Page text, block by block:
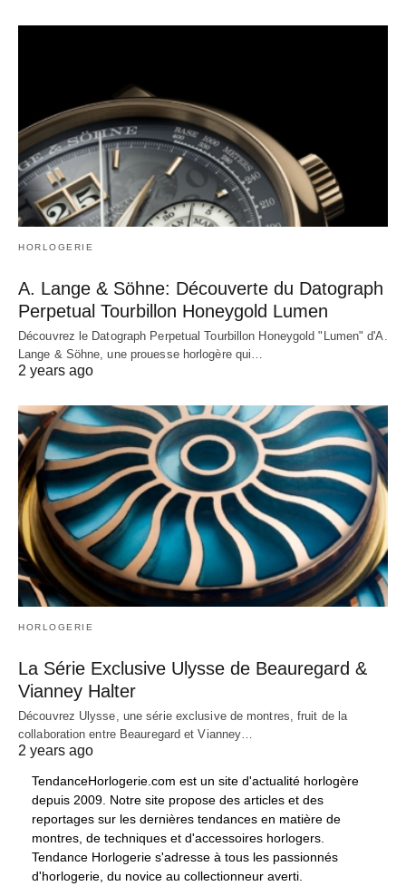
HORLOGERIE
A. Lange & Söhne: Découverte du Datograph
Perpetual Tourbillon Honeygold Lumen
Découvrez le Datograph Perpetual Tourbillon Honeygold "Lumen" d'A.
Lange & Söhne, une prouesse horlogère qui…
2 years ago
HORLOGERIE
La Série Exclusive Ulysse de Beauregard &
Vianney Halter
Découvrez Ulysse, une série exclusive de montres, fruit de la
collaboration entre Beauregard et Vianney…
2 years ago
TendanceHorlogerie.com est un site d'actualité horlogère
depuis 2009. Notre site propose des articles et des
reportages sur les dernières tendances en matière de
montres, de techniques et d'accessoires horlogers.
Tendance Horlogerie s'adresse à tous les passionnés
d'horlogerie, du novice au collectionneur averti.